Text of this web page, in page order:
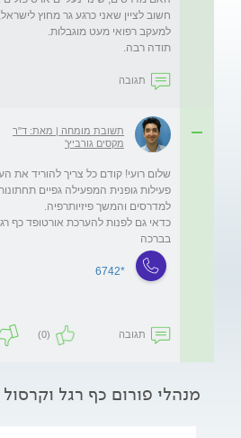
חשוב לציין שאני כרגע גר מחוץ
תודה רבה.
תגובה
תשובת מומחה | מאת: ד"ר
מקסים גורביץ'
שלום רועי! קודם כל צריך להוריד את
פעילות גופנית המפעילה גפיים
בברכה
*6742
תגובה (0)
מנהלי פורום כף רגל וקרסול